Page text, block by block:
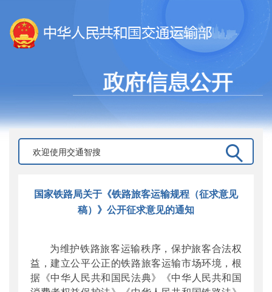
国家铁路局关于《铁路旅客运输规程（征求意见
稿）》公开征求意见的通知
为维护铁路旅客运输秩序，保护旅客合法权
益，建立公平公正的铁路旅客运输市场环境，根
据《中华人民共和国民法典》《中华人民共和国